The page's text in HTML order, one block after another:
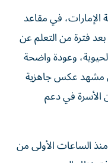
الإمارات، في مقاعد
فترة من التعلم عن
وعودة واضحة
مشهد عكس جاهزية
الأسرة في دعم
الساعات الأولى من